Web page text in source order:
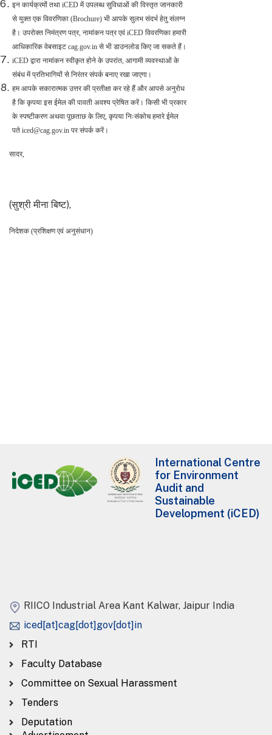
इन कार्यक्रमों तथा iCED में उपलब्ध सुविधाओं की विस्तृत जानकारी
से युक्त एक विवरणिका (Brochure) भी आपके सुलभ संदर्भ हेतु संलग्न
है। उपरोक्त निमंत्रण पत्र, नामांकन पत्र एवं iCED विवरणिका हमारी
आधिकारिक वेबसाइट cag.gov.in से भी डाउनलोड किए जा सकते हैं।
iCED द्वारा नामांकन स्वीकृत होने के उपरांत, आगामी व्यवस्थाओं के
संबंध में प्रतिभागियों से निरंतर संपर्क बनाए रखा जाएगा।
हम आपके सकारात्मक उत्तर की प्रतीक्षा कर रहे हैं और आपसे अनुरोध
है कि कृपया इस ईमेल की पावती अवश्य प्रेषित करें। किसी भी प्रकार
के स्पष्टीकरण अथवा पूछताछ के लिए, कृपया निःसंकोच हमारे ईमेल
पते iced@cag.gov.in पर संपर्क करें।
सादर,
(सुश्री मीना बिष्ट),
निदेशक (प्रशिक्षण एवं अनुसंधान)
International Centre
for Environment
Audit and
Sustainable
Development (iCED)
RIICO Industrial Area Kant Kalwar, Jaipur India
iced[at]cag[dot]gov[dot]in
RTI
Faculty Database
Committee on Sexual Harassment
Tenders
Deputation